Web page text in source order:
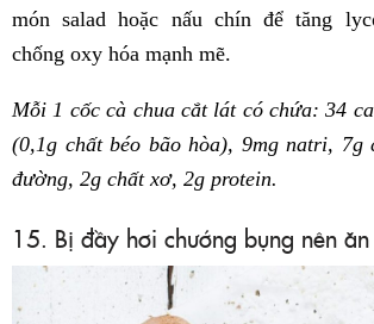
món salad hoặc nấu chín để tăng
chống oxy hóa mạnh mẽ.
Mỗi 1 cốc cà chua cắt lát có chứa: 34
(0,1g chất béo bão hòa), 9mg natri, 7g
đường, 2g chất xơ, 2g protein.
15. Bị đầy hơi chướng bụng nên